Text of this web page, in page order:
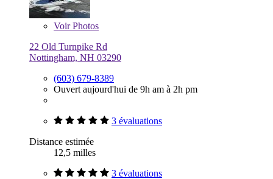
VoirPhotos
22 Old Turnpike Rd
Nottingham, NH 03290
(603) 679-8389
Ouvert aujourd'hui de 9h am à 2h pm
3 évaluations
Distance estimée
12,5 milles
3 évaluations